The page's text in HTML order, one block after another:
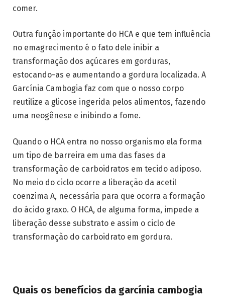
comer.
Outra função importante do HCA e que tem influência
no emagrecimento é o fato dele inibir a
transformação dos açúcares em gorduras,
estocando-as e aumentando a gordura localizada. A
Garcínia Cambogia faz com que o nosso corpo
reutilize a glicose ingerida pelos alimentos, fazendo
uma neogênese e inibindo a fome.
Quando o HCA entra no nosso organismo ela forma
um tipo de barreira em uma das fases da
transformação de carboidratos em tecido adiposo.
No meio do ciclo ocorre a liberação da acetil
coenzima A, necessária para que ocorra a formação
do ácido graxo. O HCA, de alguma forma, impede a
liberação desse substrato e assim o ciclo de
transformação do carboidrato em gordura.
Quais os benefícios da garcínia cambogia